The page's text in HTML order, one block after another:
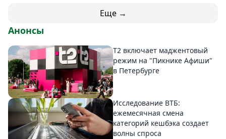
Еще →
Анонсы
Т2 включает маджентовый
режим на "Пикнике Афиши"
в Петербурге
Исследование ВТБ:
ежемесячная смена
категорий кешбэка создает
волны спроса